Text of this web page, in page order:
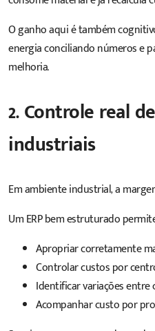
O ganho aqui é também
energia conciliando números e
melhoria.
2. Controle real
industriais
Em ambiente industrial, a
Um ERP bem estruturado
Apropriar corretamente
Controlar custos por
Identificar variações
Acompanhar custo por